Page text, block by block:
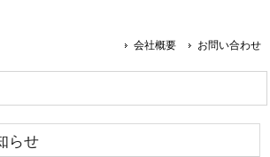
会社概要 お問い合わせ
らせ